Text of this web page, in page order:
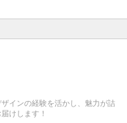
インの経験を活かし、魅力が詰
けします！